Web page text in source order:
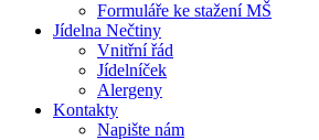
Formuláře ke stažení MŠ
Jídelna Nečtiny
Vnitřní řád
Jídelníček
Alergeny
Kontakty
Napište nám